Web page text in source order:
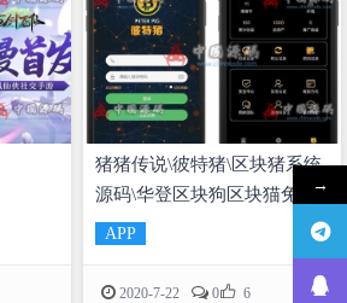
正在为您加载新内容
猪猪传说\彼特猪\区块猪系统
源码\华登区块狗区块猫兔十
二生肖区块神兽世界区块链
APP
2020-7-22 0 6
→